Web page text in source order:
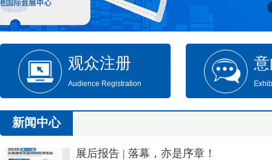
观众注册
Audience Registration
新闻中心
展后报告 | 落幕，亦是序章！